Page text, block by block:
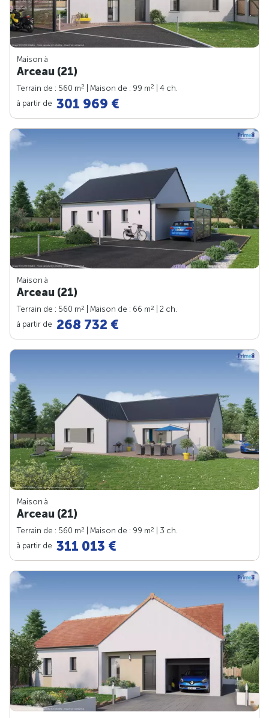
Maison à
Arceau (21)
Terrain de : 560 m2 | Maison de : 99 m2
| 4 ch.
à partir de 301 969 €
Maison à
Arceau (21)
Terrain de : 560 m2 | Maison de : 66 m2
| 2 ch.
à partir de 268 732 €
Maison à
Arceau (21)
Terrain de : 560 m2 | Maison de : 99 m2
| 3 ch.
à partir de 311 013 €